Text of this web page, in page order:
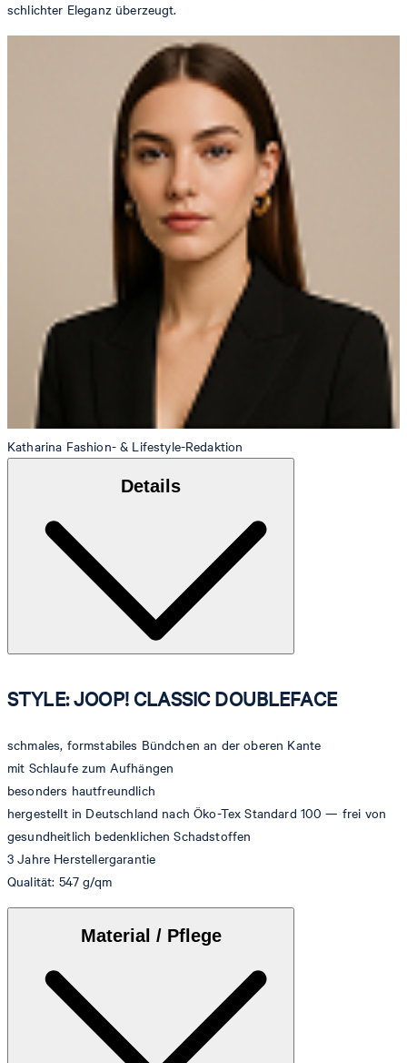
schlichter Eleganz überzeugt.
Katharina Fashion- & Lifestyle-Redaktion
Details
STYLE: JOOP! CLASSIC DOUBLEFACE
schmales, formstabiles Bündchen an der oberen Kante
mit Schlaufe zum Aufhängen
besonders hautfreundlich
hergestellt in Deutschland nach Öko-Tex Standard 100 — frei von
gesundheitlich bedenklichen Schadstoffen
3 Jahre Herstellergarantie
Qualität: 547 g/qm
Material / Pflege